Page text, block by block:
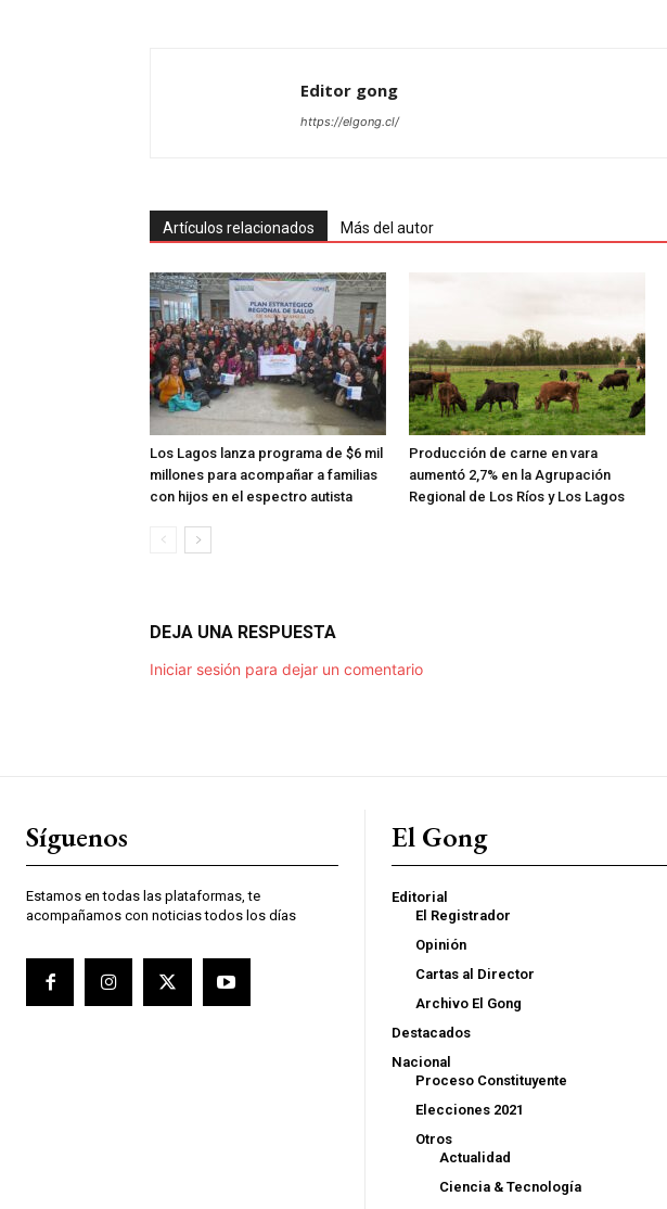
Editor gong
https://elgong.cl/
Artículos relacionados Más del autor
Los Lagos lanza programa de $6 mil
millones para acompañar a familias
con hijos en el espectro autista
Producción de carne en vara
aumentó 2,7% en la Agrupación
Regional de Los Ríos y Los Lagos
DEJA UNA RESPUESTA
Iniciar sesión para dejar un comentario
Síguenos
Estamos en todas las plataformas, te
acompañamos con noticias todos los días
El Gong
Editorial
El Registrador
Opinión
Cartas al Director
Archivo El Gong
Destacados
Nacional
Proceso Constituyente
Elecciones 2021
Otros
Actualidad
Ciencia & Tecnología